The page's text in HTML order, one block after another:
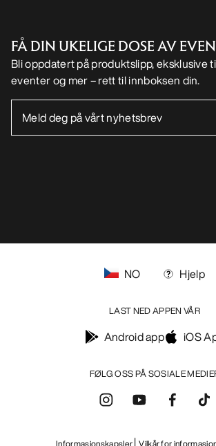
FÅ DIN UKELIGE DOSE AV
Bli oppdatert på produktslipp, eksklusive
eventer og mer – rett til innboksen din.
FØLG OSS PÅ SOSIALE
NO Hjelp
LAST NED APPEN VÅR
Android app iOS
Informasjonskapsler Vilkår for